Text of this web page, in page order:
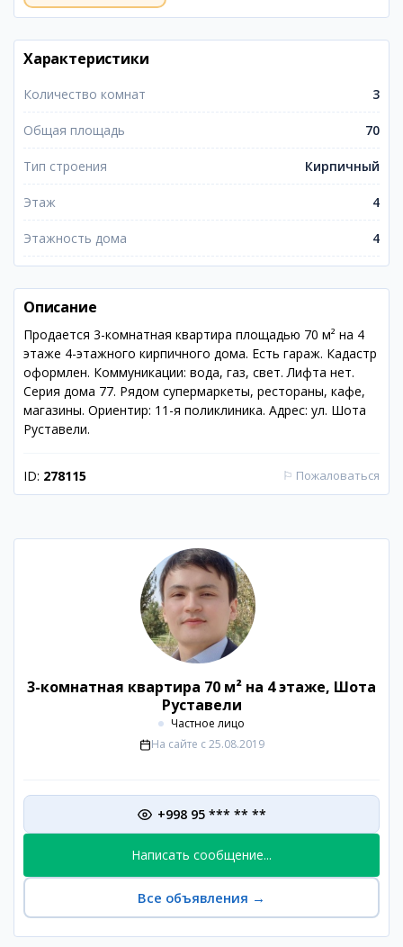
Характеристики
Количество комнат 3
Общая площадь 70
Тип строения Кирпичный
Этаж 4
Этажность дома 4
Описание
Продается 3-комнатная квартира площадью 70 м² на 4
этаже 4-этажного кирпичного дома. Есть гараж. Кадастр
оформлен. Коммуникации: вода, газ, свет. Лифта нет.
Серия дома 77. Рядом супермаркеты, рестораны, кафе,
магазины. Ориентир: 11-я поликлиника. Адрес: ул. Шота
Руставели.
ID: 278115 ⚐ Пожаловаться
3-комнатная квартира 70 м² на 4 этаже, Шота
Руставели
Частное лицо
На сайте с 25.08.2019
+998 95 *** ** **
Написать сообщение...
Все объявления →